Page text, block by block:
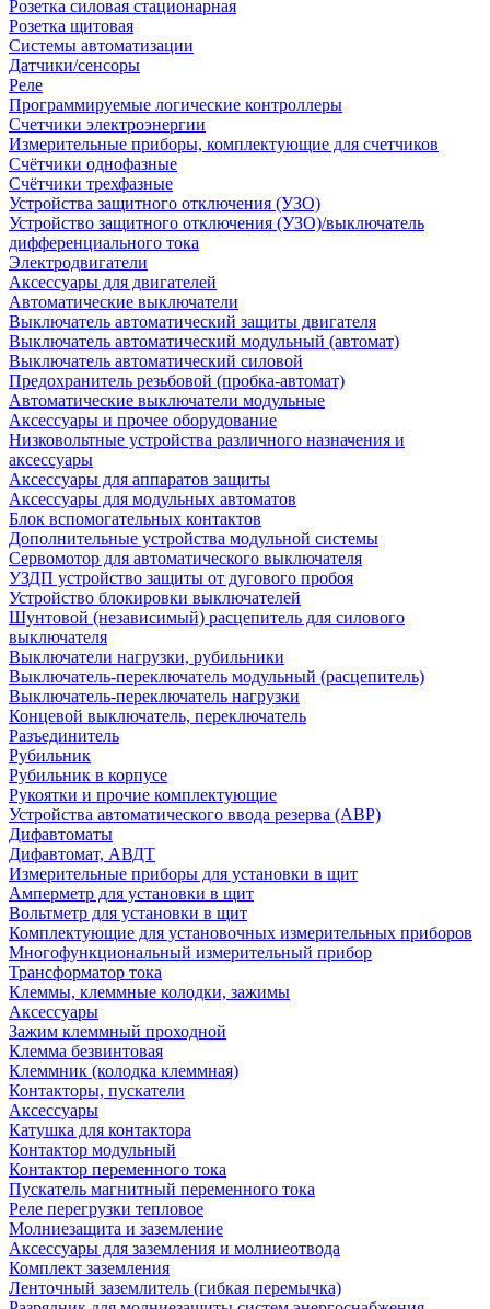
Розетка силовая стационарная
Розетка щитовая
Системы автоматизации
Датчики/сенсоры
Реле
Программируемые логические контроллеры
Счетчики электроэнергии
Измерительные приборы, комплектующие для счетчиков
Счётчики однофазные
Счётчики трехфазные
Устройства защитного отключения (УЗО)
Устройство защитного отключения (УЗО)/выключатель
дифференциального тока
Электродвигатели
Аксессуары для двигателей
Автоматические выключатели
Выключатель автоматический защиты двигателя
Выключатель автоматический модульный (автомат)
Выключатель автоматический силовой
Предохранитель резьбовой (пробка-автомат)
Автоматические выключатели модульные
Аксессуары и прочее оборудование
Низковольтные устройства различного назначения и
аксессуары
Аксессуары для аппаратов защиты
Аксессуары для модульных автоматов
Блок вспомогательных контактов
Дополнительные устройства модульной системы
Сервомотор для автоматического выключателя
УЗДП устройство защиты от дугового пробоя
Устройство блокировки выключателей
Шунтовой (независимый) расцепитель для силового
выключателя
Выключатели нагрузки, рубильники
Выключатель-переключатель модульный (расцепитель)
Выключатель-переключатель нагрузки
Концевой выключатель, переключатель
Разъединитель
Рубильник
Рубильник в корпусе
Рукоятки и прочие комплектующие
Устройства автоматического ввода резерва (АВР)
Дифавтоматы
Дифавтомат, АВДТ
Измерительные приборы для установки в щит
Амперметр для установки в щит
Вольтметр для установки в щит
Комплектующие для установочных измерительных приборов
Многофункциональный измерительный прибор
Трансформатор тока
Клеммы, клеммные колодки, зажимы
Аксессуары
Зажим клеммный проходной
Клемма безвинтовая
Клеммник (колодка клеммная)
Контакторы, пускатели
Аксессуары
Катушка для контактора
Контактор модульный
Контактор переменного тока
Пускатель магнитный переменного тока
Реле перегрузки тепловое
Молниезащита и заземление
Аксессуары для заземления и молниеотвода
Комплект заземления
Ленточный заземлитель (гибкая перемычка)